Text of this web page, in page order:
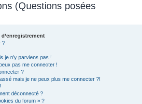
her
er
(Questions posées
?
je n’y parviens pas !
pas me connecter !
?
mais je ne peux plus me connecter ?!
déconnecté ?
du forum » ?